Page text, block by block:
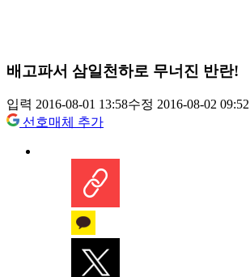
배고파서 삼일천하로 무너진 반란!
입력 2016-08-01 13:58수정 2016-08-02 09:52
선호매체 추가